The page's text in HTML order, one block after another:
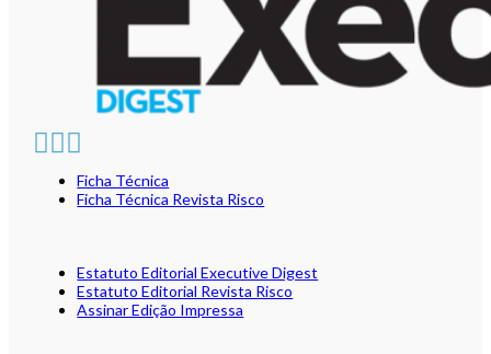
Ficha Técnica
Ficha Técnica Revista Risco
Estatuto Editorial Executive Digest
Estatuto Editorial Revista Risco
Assinar Edição Impressa